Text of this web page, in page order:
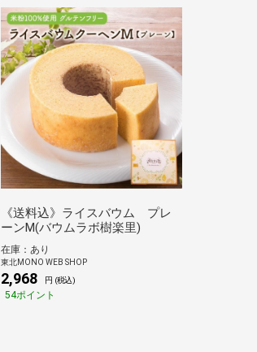
《送料込》ライスバウム プレ
ーンM(バウムラボ樹楽里)
在庫：あり
東北MONO WEB SHOP
2,968 円 (税込)
54ポイント